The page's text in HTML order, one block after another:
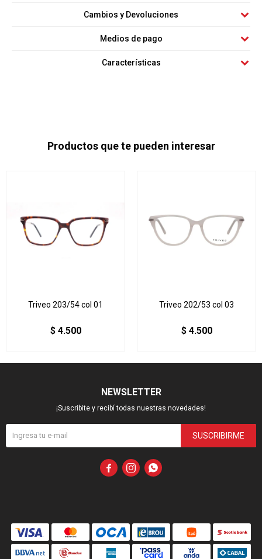
Cambios y Devoluciones
Medios de pago
Características
Productos que te pueden interesar
Triveo 203/54 col 01
$ 4.500
Triveo 202/53 col 03
$ 4.500
NEWSLETTER
¡Suscribite y recibí todas nuestras novedades!
SUSCRIBIRME
  